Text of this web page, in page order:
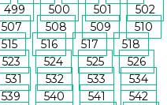
499 500 501
502
507 508 509
510
515 516 517
518
523 524 525
526
531 532 533
534
539 540 541
542